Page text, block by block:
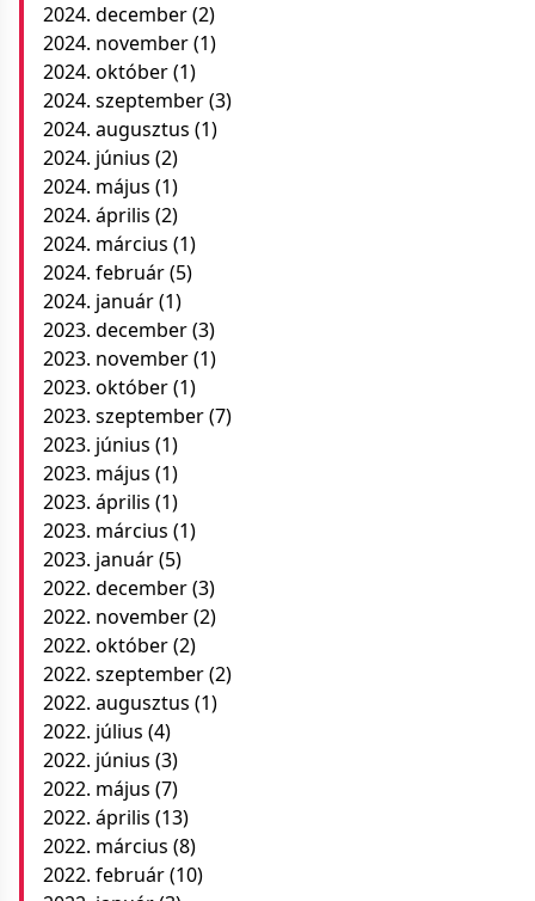
2024. december(2)
2024. november(1)
2024. október(1)
2024. szeptember(3)
2024. augusztus (1)
2024. június (2)
2024. május (1)
2024. április (2)
2024. március (1)
2024. február(5)
2024. január(1)
2023. december(3)
2023. november(1)
2023. október(1)
2023. szeptember(7)
2023. június (1)
2023. május (1)
2023. április (1)
2023. március (1)
2023. január(5)
2022. december(3)
2022. november(2)
2022. október(2)
2022. szeptember(2)
2022. augusztus (1)
2022. július (4)
2022. június (3)
2022. május (7)
2022. április (13)
2022. március (8)
2022. február(10)